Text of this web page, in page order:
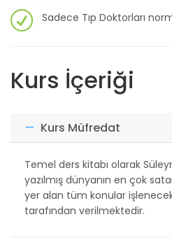
Sadece Tıp Doktorları
Kurs İçeriği
Kurs Müfredat
Temel ders kitabı olarak
yazılmış dünyanın en çok
yer alan tüm konular
tarafından verilmektedir.